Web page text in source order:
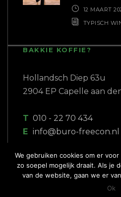
12 MAART
TYPISCH
BAKKIE KOFFIE?
Hollandsch Diep 63u
2904 EP Capelle aan
T 010 - 22 70 434
E info@buro-freecon.nl
We gebruiken cookies om er
zo soepel mogelijk draait. Als je
van de website, gaan we er
Ok